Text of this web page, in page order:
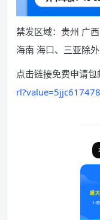
禁发区域：贵州 广
海南 海口、三亚除
点击链接免费申请包